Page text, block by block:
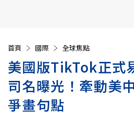
首頁 國際 全球焦點
美國版TikTok正式
司名曝光！牽動美
爭畫句點